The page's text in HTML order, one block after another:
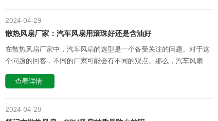
取决于其设计、材质和……
29
2024-04
散热风扇厂家：汽车风扇用滚珠好还是含油好
在散热风扇厂家中，汽车风扇的选型是一个备受关注的问题。对于这
个问题的回答，不同的厂家可能会有不同的观点。那么，汽车风扇是
用滚珠好还是含油好呢？一、滚珠风扇的优势滚珠风扇是一种常见的
散热设备，其工作原理是通过电机驱动叶片旋转，将空气吸入风扇内
低、寿命长等优点。在汽……
查看详情
28
2024-04